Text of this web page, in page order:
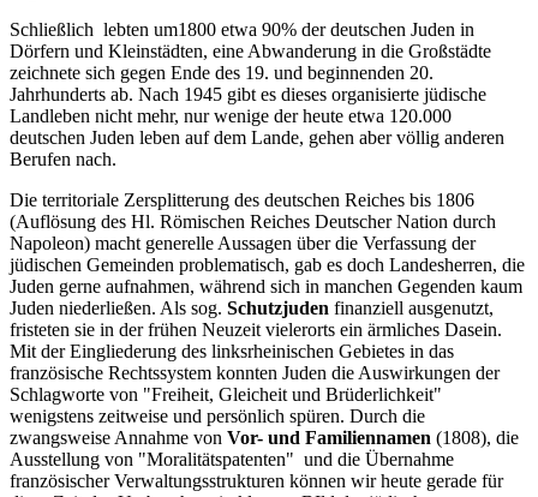
Schließlich lebten um1800 etwa 90% der deutschen Juden in
Dörfern und Kleinstädten, eine Abwanderung in die Großstädte
zeichnete sich gegen Ende des 19. und beginnenden 20.
Jahrhunderts ab. Nach 1945 gibt es dieses organisierte jüdische
Landleben nicht mehr, nur wenige der heute etwa 120.000
deutschen Juden leben auf dem Lande, gehen aber völlig anderen
Berufen nach.
Die territoriale Zersplitterung des deutschen Reiches bis 1806
(Auflösung des Hl. Römischen Reiches Deutscher Nation durch
Napoleon) macht generelle Aussagen über die Verfassung der
jüdischen Gemeinden problematisch, gab es doch Landesherren, die
Juden gerne aufnahmen, während sich in manchen Gegenden kaum
Juden niederließen. Als sog. Schutzjuden finanziell ausgenutzt,
fristeten sie in der frühen Neuzeit vielerorts ein ärmliches Dasein.
Mit der Eingliederung des linksrheinischen Gebietes in das
französische Rechtssystem konnten Juden die Auswirkungen der
Schlagworte von "Freiheit, Gleicheit und Brüderlichkeit"
wenigstens zeitweise und persönlich spüren. Durch die
zwangsweise Annahme von Vor- und Familiennamen (1808), die
Ausstellung von "Moralitätspatenten" und die Übernahme
französischer Verwaltungsstrukturen können wir heute gerade für